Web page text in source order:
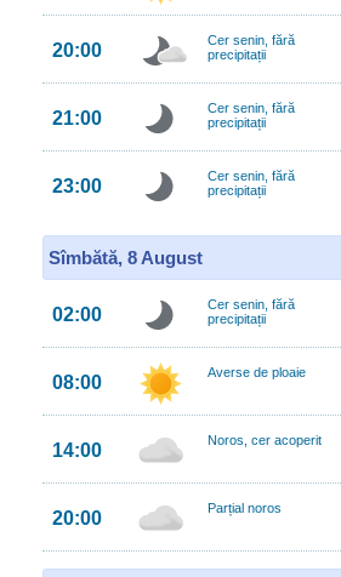
20:00
Cer senin, fără
precipitații
21:00
Cer senin, fără
precipitații
23:00
Cer senin, fără
precipitații
Sîmbătă, 8 August
02:00
Cer senin, fără
precipitații
08:00 Averse de ploaie
14:00 Noros, cer acoperit
20:00 Parțial noros